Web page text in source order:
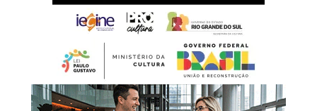
que os estudantes
aprendam, convivam e se
desenvolvam. A reforma da
quadra e a requalificação